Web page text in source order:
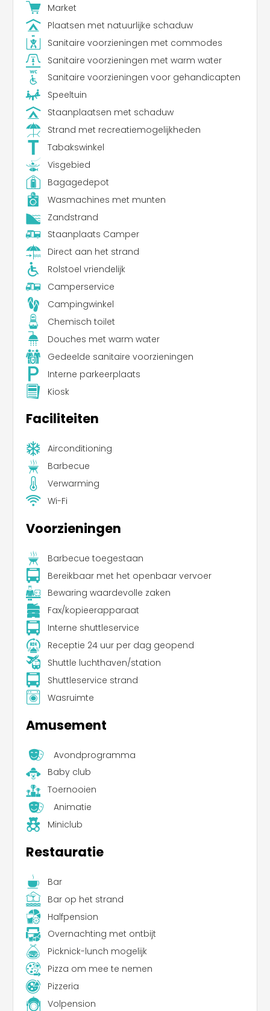
Market
Plaatsen met natuurlijke schaduw
Sanitaire voorzieningen met commodes
Sanitaire voorzieningen met warm water
Sanitaire voorzieningen voor gehandicapten
Speeltuin
Staanplaatsen met schaduw
Strand met recreatiemogelijkheden
Tabakswinkel
Visgebied
Bagagedepot
Wasmachines met munten
Zandstrand
Staanplaats Camper
Direct aan het strand
Rolstoel vriendelijk
Camperservice
Campingwinkel
Chemisch toilet
Douches met warm water
Gedeelde sanitaire voorzieningen
Interne parkeerplaats
Kiosk
Faciliteiten
Airconditioning
Barbecue
Verwarming
Wi-Fi
Voorzieningen
Barbecue toegestaan
Bereikbaar met het openbaar vervoer
Bewaring waardevolle zaken
Fax/kopieerapparaat
Interne shuttleservice
Receptie 24 uur per dag geopend
Shuttle luchthaven/station
Shuttleservice strand
Wasruimte
Amusement
Avondprogramma
Baby club
Toernooien
Animatie
Miniclub
Restauratie
Bar
Bar op het strand
Halfpension
Overnachting met ontbijt
Picknick-lunch mogelijk
Pizza om mee te nemen
Pizzeria
Volpension